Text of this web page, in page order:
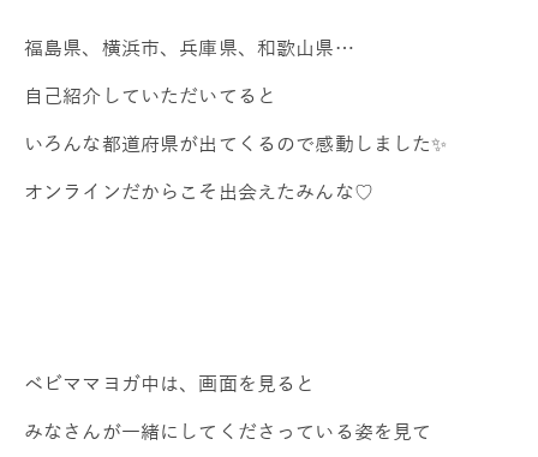
福島県、横浜市、兵庫県、和歌山県…
自己紹介していただいてると
いろんな都道府県が出てくるので感動しました✨
オンラインだからこそ出会えたみんな♡
ベビママヨガ中は、画面を見ると
みなさんが一緒にしてくださっている姿を見て